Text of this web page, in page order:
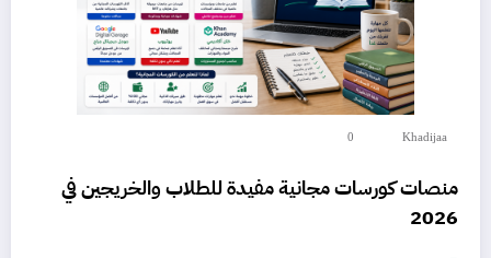
Khadijaa
0
منصات كورسات مجانية مفيدة للطلاب والخريجين في
2026